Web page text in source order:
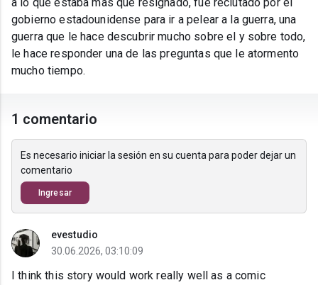
gobierno estadounidense para ir a pelear a la guerra, una
guerra que le hace descubrir mucho sobre el y sobre todo,
le hace responder una de las preguntas que le atormento
mucho tiempo.
1 comentario
Es necesario iniciar la sesión en su cuenta para poder dejar un
comentario
Ingresar
evestudio
30.06.2026, 03:10:09
I think this story would work really well as a comic